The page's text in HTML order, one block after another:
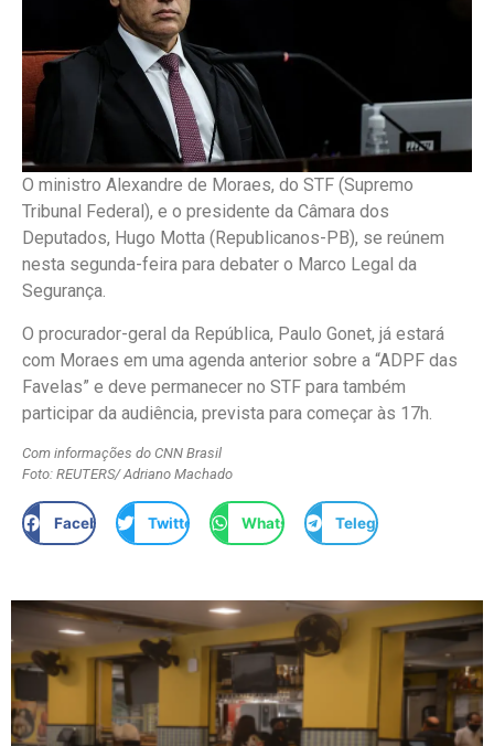
O ministro Alexandre de Moraes, do STF (Supremo
Tribunal Federal), e o presidente da Câmara dos
Deputados, Hugo Motta (Republicanos-PB), se reúnem
nesta segunda-feira para debater o Marco Legal da
Segurança.
O procurador-geral da República, Paulo Gonet, já estará
com Moraes em uma agenda anterior sobre a “ADPF das
Favelas” e deve permanecer no STF para também
participar da audiência, prevista para começar às 17h.
Com informações do CNN Brasil
Foto: REUTERS/ Adriano Machado
Facebook Twitter WhatsApp Telegram